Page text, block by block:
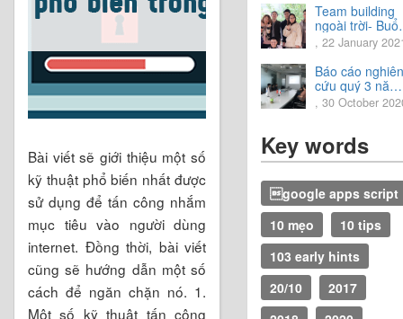
Bài viết sẽ giới thiệu một số
kỹ thuật phổ biến nhất được
sử dụng để tấn công nhắm
mục tiêu vào người dùng
internet. Đồng thời, bài viết
cũng sẽ hướng dẫn một số
cách để ngăn chặn nó. 1.
Một số kỹ thuật tấn công
Team building
ngoài trời- Buổi
trải nghiệm
vời.
, 22 January
Báo cáo nghiên
cứu quý 3 năm
2020
, 30 October
Key words
google apps script
10 mẹo
10 tips
103 early hints
20/10
2017